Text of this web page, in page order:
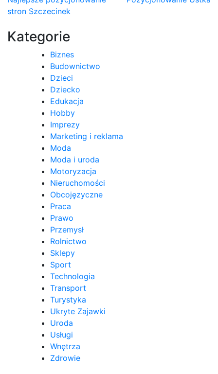
wpisu
stron Szczecinek
Kategorie
Biznes
Budownictwo
Dzieci
Dziecko
Edukacja
Hobby
Imprezy
Marketing i reklama
Moda
Moda i uroda
Motoryzacja
Nieruchomości
Obcojęzyczne
Praca
Prawo
Przemysł
Rolnictwo
Sklepy
Sport
Technologia
Transport
Turystyka
Ukryte Zajawki
Uroda
Usługi
Wnętrza
Zdrowie